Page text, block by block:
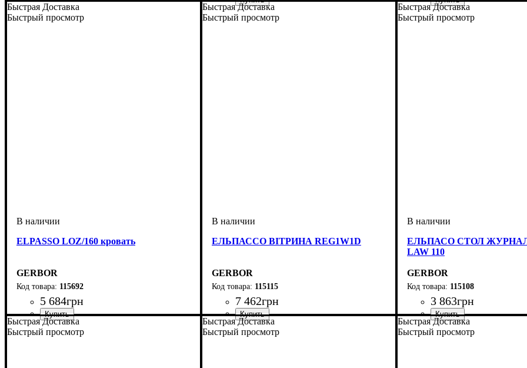
Быстрая Доставка
Быстрый просмотр
ELPASSO LOZ/160 кровать
GERBOR
115692
5 684грн
Быстрая Доставка
Быстрый просмотр
ЕЛЬПАССО ВІТРИНА REG1W1D
GERBOR
115115
7 462грн
Быстрая Доставка
Быстрый просмотр
ЕЛЬПАСО СТОЛ
LAW 110
GERBOR
115108
3 863грн
Быстрая Доставка
Быстрый просмотр
Быстрая Доставка
Быстрый просмотр
Быстрая Доставка
Быстрый просмотр